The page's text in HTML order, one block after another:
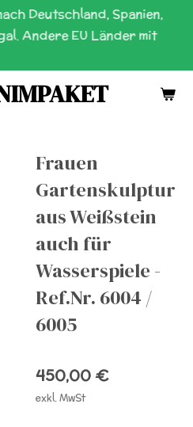
Deutschland, Spanien,
Andere EU Länder mit
Frauen
Gartenskulptur
aus Weißstein
auch für
Wasserspiele -
Ref.Nr. 6004 /
6005
450,00 €
exkl. MwSt